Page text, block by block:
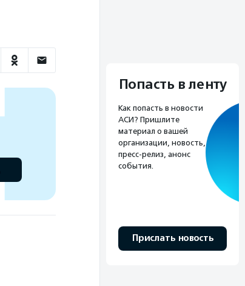
Попасть в ленту
Как попасть в новости
АСИ? Пришлите
материал о вашей
организации, новость,
пресс-релиз, анонс
события.
Прислать новость